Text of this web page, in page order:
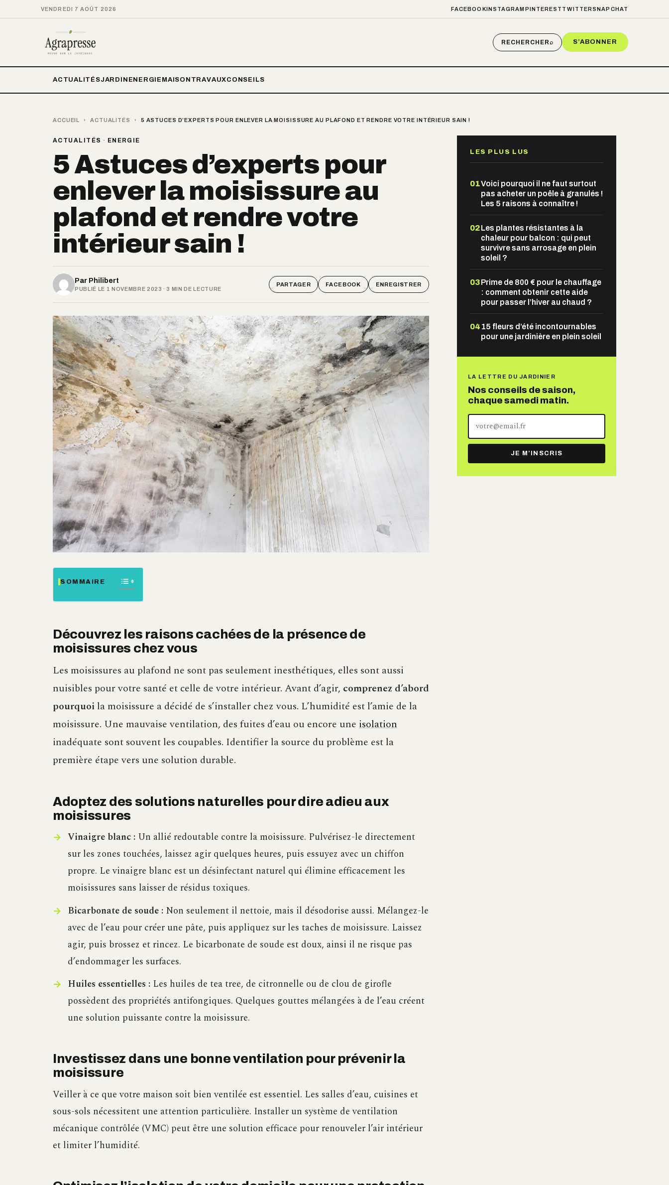
VENDREDI 7 AOÛT 2026 FACEBOOKINSTAGRAM PINTEREST TWITTER SNAPCHAT
RECHERCHER⌕ S’ABONNER
ACTUALITÉSJARDIN ENERGIE MAISON TRAVAUXCONSEILS
ACCUEIL › ACTUALITÉS › 5 ASTUCES D’EXPERTS POUR ENLEVER LA MOISISSURE AU PLAFOND ET RENDRE VOTRE INTÉRIEUR SAIN !
ACTUALITÉS · ENERGIE
5 Astuces d’experts pour
enlever la moisissure au
plafond et rendre votre
intérieur sain !
Par Philibert
PUBLIÉ LE 1 NOVEMBRE 2023 · 3 MIN DE LECTURE
PARTAGER FACEBOOK ENREGISTRER
SOMMAIRE
Découvrez les raisons cachées de la présence de
moisissures chez vous
Les moisissures au plafond ne sont pas seulement inesthétiques, elles sont aussi
nuisibles pour votre santé et celle de votre intérieur. Avant d’agir, comprenez d’abord
pourquoi la moisissure a décidé de s’installer chez vous. L’humidité est l’amie de la
moisissure. Une mauvaise ventilation, des fuites d’eau ou encore une isolation
inadéquate sont souvent les coupables. Identifier la source du problème est la
première étape vers une solution durable.
Adoptez des solutions naturelles pour dire adieu aux
moisissures
Vinaigre blanc :Un allié redoutable contre la moisissure. Pulvérisez-le directement
sur les zones touchées, laissez agir quelques heures, puis essuyez avec un chiffon
propre. Le vinaigre blanc est un désinfectant naturel qui élimine efficacement les
moisissures sans laisser de résidus toxiques.
Bicarbonate de soude :Non seulement il nettoie, mais il désodorise aussi. Mélangez-le
avec de l’eau pour créer une pâte, puis appliquez sur les taches de moisissure. Laissez
agir, puis brossez et rincez. Le bicarbonate de soude est doux, ainsi il ne risque pas
d’endommager les surfaces.
Huiles essentielles :Les huiles de tea tree, de citronnelle ou de clou de girofle
possèdent des propriétés antifongiques. Quelques gouttes mélangées à de l’eau créent
une solution puissante contre la moisissure.
Investissez dans une bonne ventilation pour prévenir la
moisissure
Veiller à ce que votre maison soit bien ventilée est essentiel. Les salles d’eau, cuisines et
sous-sols nécessitent une attention particulière. Installer un système de ventilation
mécanique contrôlée (VMC) peut être une solution efficace pour renouveler l’air intérieur
et limiter l’humidité.
LES PLUS LUS
01Voici pourquoi il ne faut surtout
pas acheter un poêle à granulés !
Les 5 raisons à connaître !
02Les plantes résistantes à la
chaleur pour balcon : qui peut
survivre sans arrosage en plein
soleil ?
03Prime de 800 € pour le chauffage
: comment obtenir cette aide
pour passer l’hiver au chaud ?
04 15 fleurs d’été incontournables
pour une jardinière en plein soleil
LA LETTRE DU JARDINIER
Nos conseils de saison,
chaque samedi matin.
adresse
mail
JE M’INSCRIS